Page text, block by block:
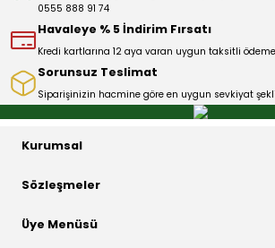
0555 888 91 74
Havaleye % 5 İndirim Fırsatı
Kredi kartlarına 12 aya varan uygun taksitli
Sorunsuz Teslimat
Siparişinizin hacmine göre en uygun sevkiyat
Kurumsal
Sözleşmeler
Üye Menüsü